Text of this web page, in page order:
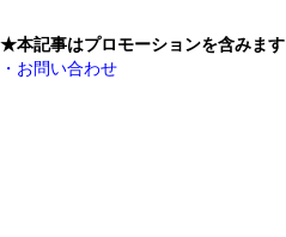
★本記事はプロモーションを含みます
・お問い合わせ